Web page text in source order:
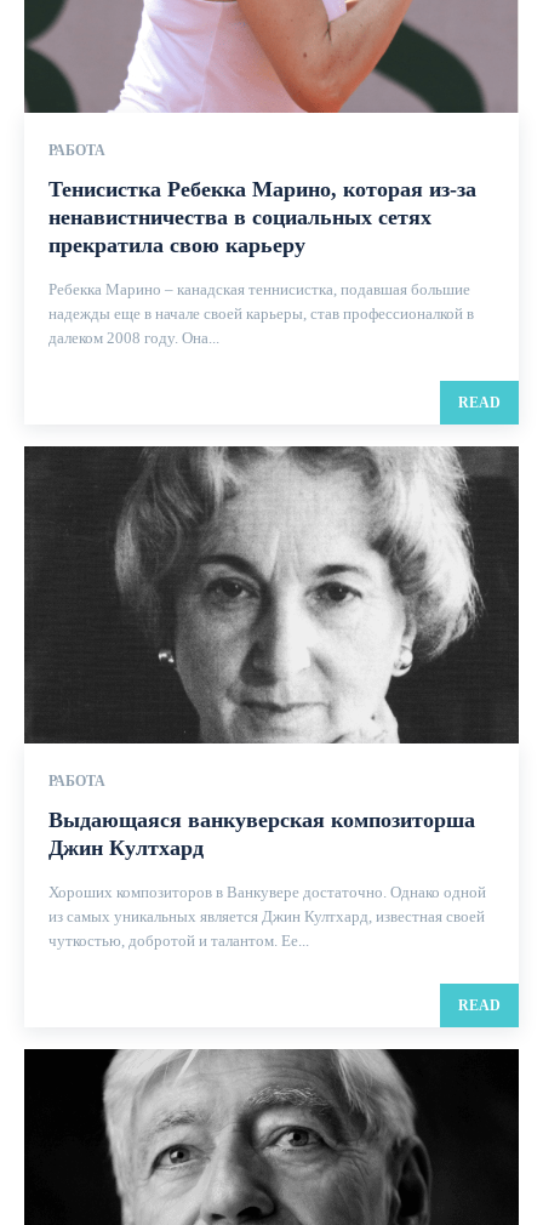
РАБОТА
Тенисистка Ребекка Марино, которая из-за
ненавистничества в социальных сетях
прекратила свою карьеру
Ребекка Марино – канадская теннисистка, подавшая большие
надежды еще в начале своей карьеры, став профессионалкой в ​​
далеком 2008 году. Она...
READ
РАБОТА
Выдающаяся ванкуверская композиторша
Джин Култхард
Хороших композиторов в Ванкувере достаточно. Однако одной
из самых уникальных является Джин Култхард, известная своей
чуткостью, добротой и талантом. Ее...
READ